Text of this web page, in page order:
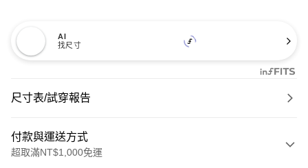
AI
找尺寸
尺寸表/試穿報告
付款與運送方式
超取滿NT$1,000免運